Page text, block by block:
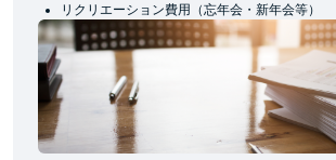
リクリエーション費用（忘年会・新年会等）